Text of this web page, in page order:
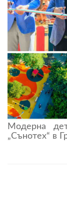
Модерна
„Сънотех“ в